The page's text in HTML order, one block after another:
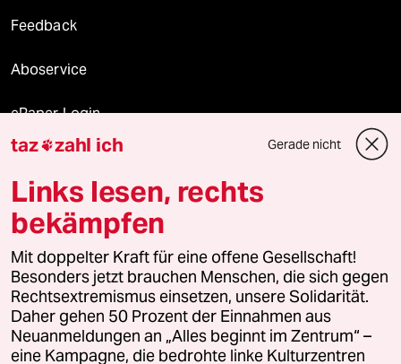
Feedback
Aboservice
ePaper Login
Downloads für Abonnierende
© 2026 taz Verlags und Vertriebs GmbH
Alle Rechte vorbehalten. Bei rechtlichen Fragen oder für Genehmigungen
wenden Sie sich bitte an
lizenzen@taz.de
Feedback Redaktionsstatut Kommune-Richtlinien
taz zahl ich Gerade nicht
Links lesen, rechts
bekämpfen
Mit doppelter Kraft für eine offene Gesellschaft!
Besonders jetzt brauchen Menschen, die sich gegen
Rechtsextremismus einsetzen, unsere Solidarität.
Daher gehen 50 Prozent der Einnahmen aus
Neuanmeldungen an „Alles beginnt im Zentrum“ –
eine Kampagne, die bedrohte linke Kulturzentren